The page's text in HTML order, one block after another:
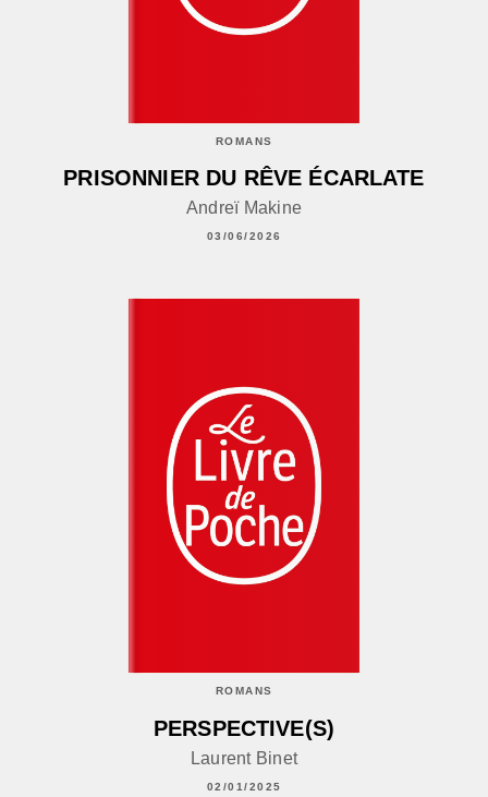
ROMANS
PRISONNIER DU RÊVE ÉCARLATE
Andreï Makine
03/06/2026
ROMANS
PERSPECTIVE(S)
Laurent Binet
02/01/2025